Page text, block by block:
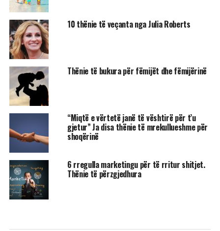
10 thënie të veçanta nga Julia Roberts
Thënie të bukura për fëmijët dhe fëmijërinë
“Miqtë e vërtetë janë të vështirë për t’u
gjetur” Ja disa thënie të mrekullueshme për
shoqërinë
6 rregulla marketingu për të rritur shitjet.
Thënie të përzgjedhura